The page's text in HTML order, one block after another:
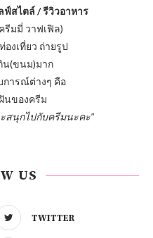
ฟ์สไตล์ / รีวิวอาหาร
รีมมี่ วาฟเฟิล)
งเที่ยว ถ่ายรูป
น(ขนม)มาก
การณ์ต่างๆ คือ
นของครีม
สนุกไปกับครีมนะคะ"
US
TWITTER